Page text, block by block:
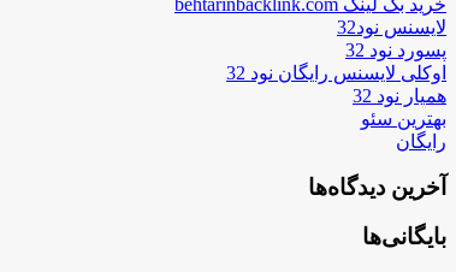
لایسنس نود32
پسورد نود 32
اوکلی لایسنس رایگان نود 32
همیار نود 32
بهترین سئو
رایگان
آخرین دیدگاه‌ها
بایگانی‌ها